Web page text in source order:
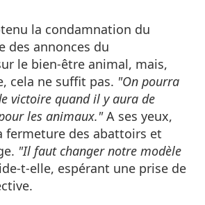
la condamnation du
des annonces du
le bien-être animal, mais,
cela ne suffit pas. "On pourra
victoire quand il y aura de
les animaux."A ses yeux,
fermeture des abattoirs et
"Il faut changer notre modèle
t-elle, espérant une prise de